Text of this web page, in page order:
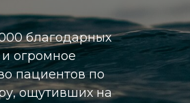
благодарных
огромное
пациентов по
ощутивших на